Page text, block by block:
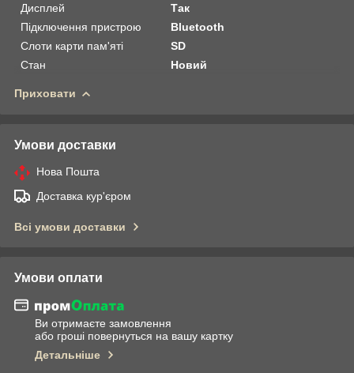
Дисплей
Так
Підключення пристрою
Bluetooth
Слоти карти пам'яті
SD
Стан
Новий
Приховати
Умови доставки
Нова Пошта
Доставка кур'єром
Всі умови доставки
Умови оплати
Ви отримаєте замовлення
або гроші повернуться на вашу картку
Детальніше